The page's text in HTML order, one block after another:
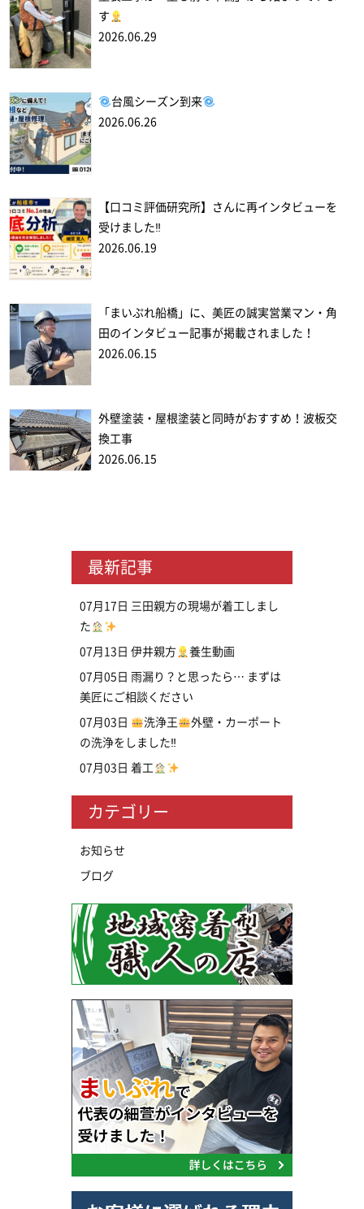
す
2026.06.29
台風シーズン到来
2026.06.26
【口コミ評価研究所】さんに再インタビューを
受けました‼
2026.06.19
「まいぷれ船橋」に、美匠の誠実営業マン・角
田のインタビュー記事が掲載されました！
2026.06.15
外壁塗装・屋根塗装と同時がおすすめ！波板交
換工事
2026.06.15
最新記事
07月17日 三田親方の現場が着工しまし
た
07月13日 伊井親方 養生動画
07月05日 雨漏り？と思ったら… まずは
美匠にご相談ください
07月03日 洗浄王
外壁・カーポート
の洗浄をしました‼
07月03日 着工
カテゴリー
お知らせ
ブログ